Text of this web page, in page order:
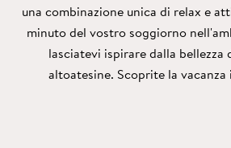
una combinazione unica di relax e
minuto del vostro soggiorno
lasciatevi ispirare dalla bellezza
altoatesine. Scoprite la vacanza